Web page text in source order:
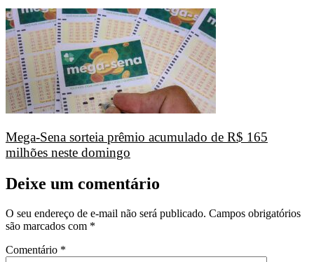
Mega-Sena sorteia prêmio acumulado de R$ 165
milhões neste domingo
Deixe um comentário
O seu endereço de e-mail não será publicado. Campos obrigatórios
são marcados com *
Comentário *